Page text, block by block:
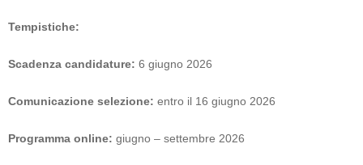
Tempistiche:
Scadenza candidature: 6 giugno 2026
Comunicazione selezione: entro il 16 giugno 2026
Programma online: giugno – settembre 2026